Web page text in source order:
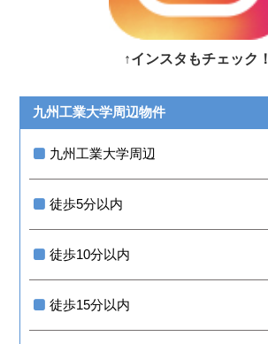
↑インスタもチェック！
九州工業大学周辺物件
九州工業大学周辺
徒歩5分以内
徒歩10分以内
徒歩15分以内